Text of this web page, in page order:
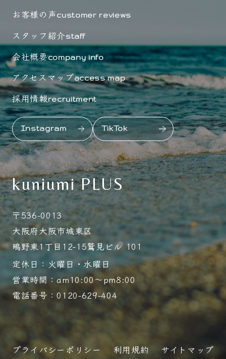
お客様の声customer reviews
スタッフ紹介staff
会社概要company info
アクセスマップaccess map
採用情報recruitment
Instagram TikTok
kuniumi PLUS
〒536-0013
大阪府大阪市城東区
鴫野東1丁目12-15鷲見ビル 101
定休日：火曜日・水曜日
営業時間：am10:00～pm8:00
電話番号：0120-629-404
プライバシーポリシー 利用規約 サイトマップ